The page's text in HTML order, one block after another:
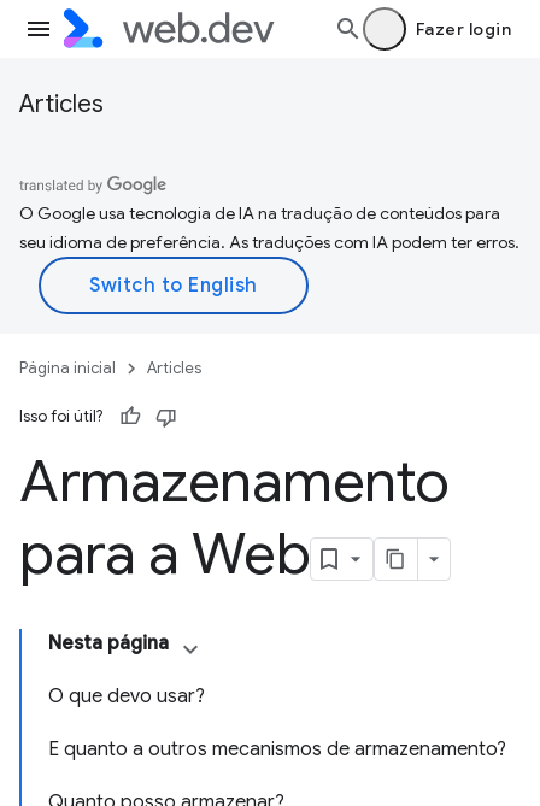
Fazer login
Articles
O Google usa tecnologia de IA na tradução de conteúdos para
seu idioma de preferência. As traduções com IA podem ter erros.
Página inicial Articles
Isso foi útil?
Armazenamento
para a Web
Nesta página
O que devo usar?
E quanto a outros mecanismos de armazenamento?